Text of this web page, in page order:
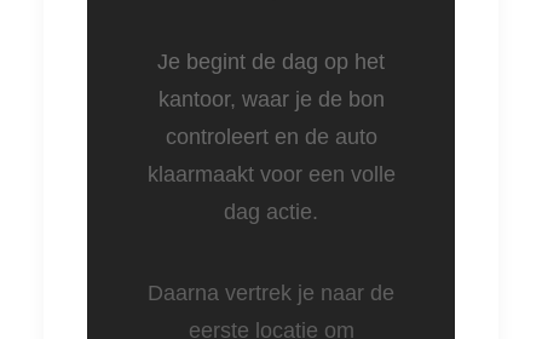
Je begint de dag op het
kantoor, waar je de bon
controleert en de auto
klaarmaakt voor een volle
dag actie.
Daarna vertrek je naar de
eerste locatie om